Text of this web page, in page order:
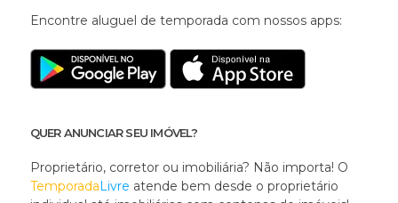
Encontre aluguel de temporada com nossos apps:
QUER ANUNCIAR SEU IMÓVEL?
Proprietário, corretor ou imobiliária? Não importa! O
TemporadaLivre atende bem desde o proprietário